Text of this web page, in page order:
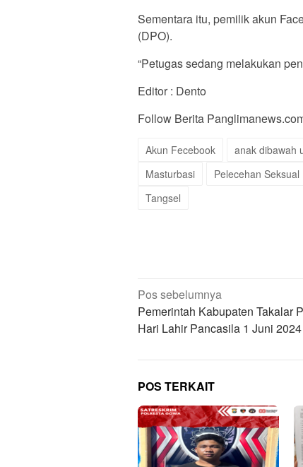
Sementara itu, pemilik akun
(DPO).
“Petugas sedang melakukan
Editor : Dento
Follow Berita
Akun Fecebook anak dibawah
Masturbasi
Pelecehan Seksual
Tangsel
Navigasi
pos
Pos sebelumnya
Pemerintah Kabupaten Takalar
Hari Lahir Pancasila 1 Juni 2024
POS TERKAIT